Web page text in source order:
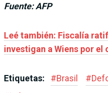
Fuente: AFP
Leé también: Fiscalía
investigan a Wiens por el
Etiquetas: #Brasil #